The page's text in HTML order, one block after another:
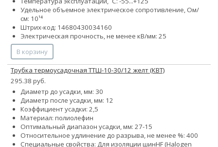
Удельное объемное электрическое сопротивление, Ом/
см: 10¹⁴
Штрих-код: 14680430034160
Электрическая прочность, не менее кВ/мм: 25
В корзину
Трубка термоусадочная ТТШ-10-30/12 желт (КВТ)
295.38 руб.
Диаметр до усадки, мм: 30
Диаметр после усадки, мм: 12
Коэффициент усадки: 2,5
Материал: полиолефин
Оптимальный диапазон усадки, мм: 27-15
Относительное удлинение до разрыва, не менее %: 400
Специальные свойства: Для изоляции шинHF (Halogen